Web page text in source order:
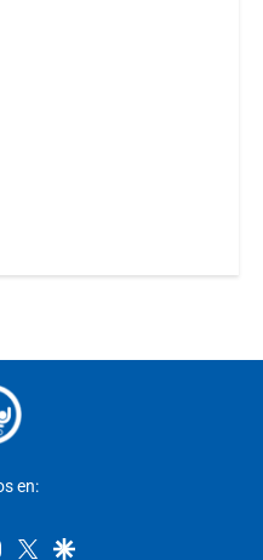
en:
instagram
twittergoogle